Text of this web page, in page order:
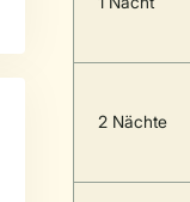
2 Nächte